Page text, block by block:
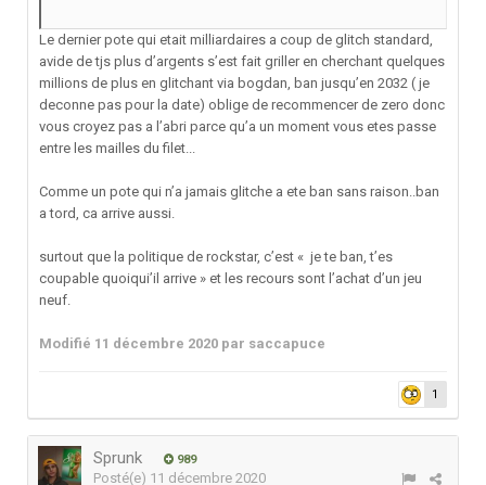
Le dernier pote qui etait milliardaires a coup de glitch standard,
avide de tjs plus d’argents s’est fait griller en cherchant quelques
millions de plus en glitchant via bogdan, ban jusqu’en 2032 ( je
deconne pas pour la date) oblige de recommencer de zero donc
vous croyez pas a l’abri parce qu’a un moment vous etes passe
entre les mailles du filet...
Comme un pote qui n’a jamais glitche a ete ban sans raison..ban
a tord, ca arrive aussi.
surtout que la politique de rockstar, c’est « je te ban, t’es
coupable quoiqui’il arrive » et les recours sont l’achat d’un jeu
neuf.
Modifié 11 décembre 2020 par saccapuce
1
Sprunk 989
Posté(e) 11 décembre 2020